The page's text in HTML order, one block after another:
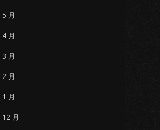
月
月
月
月
月
月